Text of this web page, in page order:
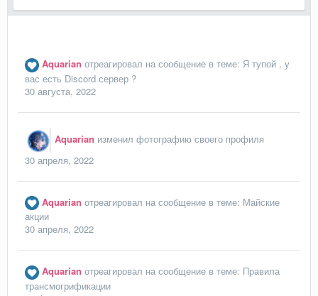
Aquarian отреагировал на сообщение в теме: Я тупой , у
вас есть Discord сервер ?
30 августа, 2022
Aquarian изменил фотографию своего профиля
30 апреля, 2022
Aquarian отреагировал на сообщение в теме: Майские
акции
30 апреля, 2022
Aquarian отреагировал на сообщение в теме: Правила
трансмогрификации